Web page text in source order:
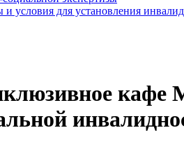
условия для установления
кафе